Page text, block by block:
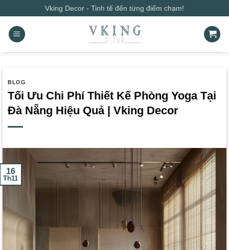
qua
nội
dung
Vking Decor - Tinh tế đến từng điểm chạm!
BLOG
Tối Ưu Chi Phí Thiết Kế Phòng Yoga Tại
Đà Nẵng Hiệu Quả | Vking Decor
16
Th11